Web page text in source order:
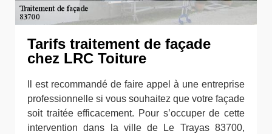
Tarifs traitement de façade
chez LRC Toiture
Il est recommandé de faire appel à une entreprise
professionnelle si vous souhaitez que votre façade
soit traitée efficacement. Pour s’occuper de cette
intervention dans la ville de Le Trayas 83700,